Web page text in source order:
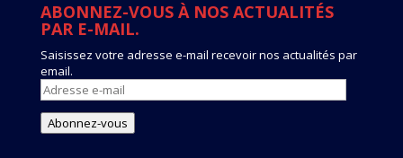
ABONNEZ-VOUS À NOS ACTUALITÉS
PAR E-MAIL.
Saisissez votre adresse e-mail recevoir nos actualités par
email.
Adresse
e-
mail
Abonnez-vous